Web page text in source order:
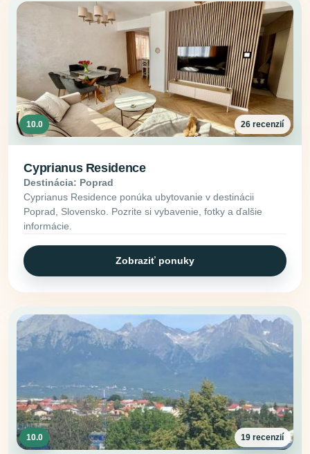
10.0 26 recenzií
Cyprianus Residence
Destinácia: Poprad
Cyprianus Residence ponúka ubytovanie v destinácii
Poprad, Slovensko. Pozrite si vybavenie, fotky a ďalšie
informácie.
Zobraziť ponuky
10.0 19 recenzií